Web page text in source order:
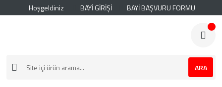
Hoşgeldiniz BAYİ GİRİŞİ BAYİ BAŞVURU FORMU
ARA